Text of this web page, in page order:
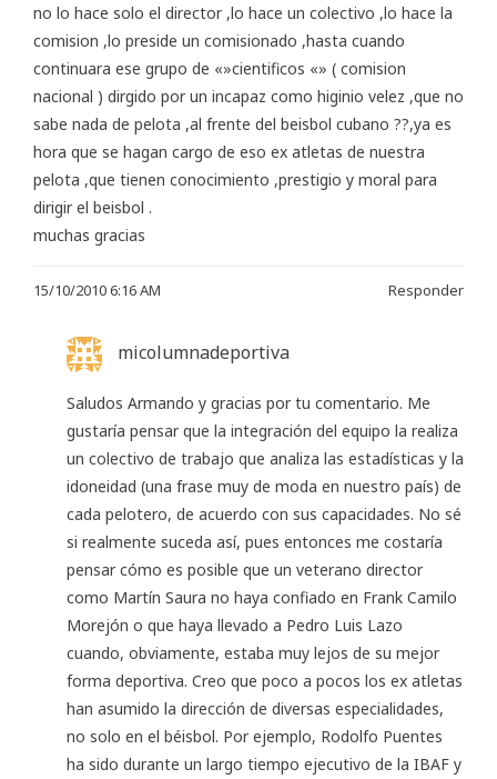
no lo hace solo el director ,lo hace un colectivo ,lo hace la
comision ,lo preside un comisionado ,hasta cuando
continuara ese grupo de «»cientificos «» ( comision
nacional ) dirgido por un incapaz como higinio velez ,que no
sabe nada de pelota ,al frente del beisbol cubano ??,ya es
hora que se hagan cargo de eso ex atletas de nuestra
pelota ,que tienen conocimiento ,prestigio y moral para
dirigir el beisbol .
muchas gracias
15/10/2010 6:16 AM Responder
micolumnadeportiva
Saludos Armando y gracias por tu comentario. Me
gustaría pensar que la integración del equipo la realiza
un colectivo de trabajo que analiza las estadísticas y la
idoneidad (una frase muy de moda en nuestro país) de
cada pelotero, de acuerdo con sus capacidades. No sé
si realmente suceda así, pues entonces me costaría
pensar cómo es posible que un veterano director
como Martín Saura no haya confiado en Frank Camilo
Morejón o que haya llevado a Pedro Luis Lazo
cuando, obviamente, estaba muy lejos de su mejor
forma deportiva. Creo que poco a pocos los ex atletas
han asumido la dirección de diversas especialidades,
no solo en el béisbol. Por ejemplo, Rodolfo Puentes
ha sido durante un largo tiempo ejecutivo de la IBAF y